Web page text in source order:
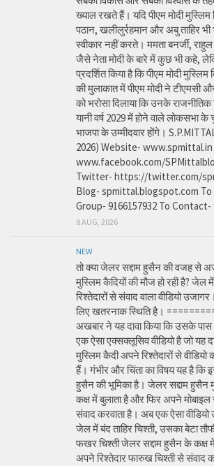
ख्याल रखते हैं। यदि पीएम मोदी मुस्लिम
पठान, खलीलुर्रहमान और अबु ताहिर भी
स्वीकार नहीं करते। ममता बनर्जी,
जैसे नेता मोदी के बारे में कुछ भी कहे,
प्रदर्शित किया है कि पीएम मोदी
की मुलाकात में पीएम मोदी ने टीएमसी
को भरोसा दिलाया कि उनके राजनीतिक
यानी वर्ष 2029 में होने वाले लोकसभा
भाजपा के उम्मीदवार होंगे।
2026) Website-
www.facebook.com/
Twitter- https://twitter.com/
Blog- spmittal.blogspot.com To
Group- 9166157932 To Contact-
8 AUG, 2026
NEW
तो क्या जेलर सद्दाम हुसैन की वजह
मुस्लिम कैदियों की मौज हो रही है? जेल
रिश्तेदारों से संवाद वाला वीडियो
लिए खतरनाक स्थिति है।
अखबार ने यह दावा किया कि उसके
एक ऐसा एक्सक्लूसिव वीडियो है जो यह
मुस्लिम कैदी अपने रिश्तेदारों से
हैं। गंभीर और चिंता का विषय यह है कि
हुसैन की भूमिका है। जेलर सद्दाम हुसैन
कक्ष में बुलाता है और फिर अपने
संवाद करवाता है। अब एक ऐसा
जेल में बंद ताहिर चिश्ती, उसका बेटा
फखर चिश्ती जेलर सद्दाम हुसैन के
अपने रिश्तेदार फारुख चिश्ती से संवाद